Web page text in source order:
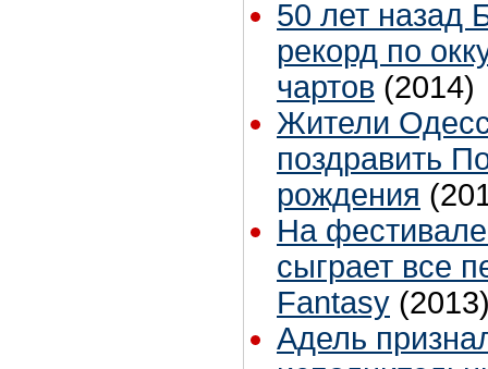
50 лет назад
рекорд по
чартов (2014)
Жители
поздравить
рождения
На
сыграет все
Fantasy
Адель